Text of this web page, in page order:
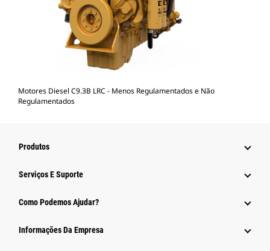
Motores Diesel C9.3B LRC - Menos Regulamentados e Não
Regulamentados
Produtos
Serviços E Suporte
Como Podemos Ajudar?
Informações Da Empresa